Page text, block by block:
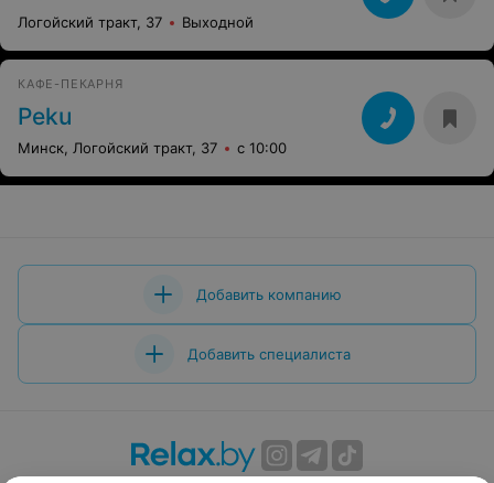
Логойский тракт, 37 Выходной
КАФЕ-ПЕКАРНЯ
Peku
Минск, Логойский тракт, 37 с 10:00
Добавить компанию
Добавить специалиста